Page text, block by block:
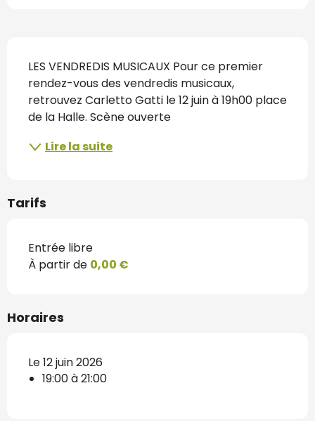
LES VENDREDIS MUSICAUX Pour ce premier
rendez-vous des vendredis musicaux,
retrouvez Carletto Gatti le 12 juin à 19h00 place
de la Halle. Scène ouverte
Lire la suite
Tarifs
Entrée libre
À partir de 0,00 €
Horaires
Le 12 juin 2026
19:00 à 21:00